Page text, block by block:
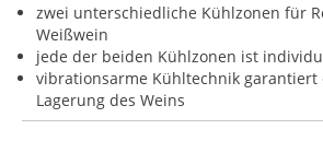
zwei unterschiedliche Kühlzonen für
Weißwein
jede der beiden Kühlzonen ist
vibrationsarme Kühltechnik garantiert
Lagerung des Weins